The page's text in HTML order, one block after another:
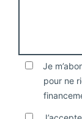
Je
pour ne